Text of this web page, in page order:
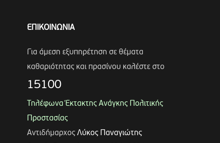
ΕΠΙΚΟΙΝΩΝΙΑ
Για άμεση εξυπηρέτηση σε θέματα
καθαριότητας και πρασίνου καλέστε στο
15100
Τηλέφωνα Έκτακτης Ανάγκης Πολιτικής
Προστασίας
Αντιδήμαρχος Λύκος Παναγιώτης